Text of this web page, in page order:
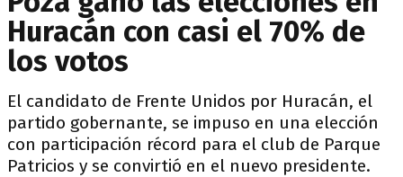
Huracán con casi el 70% de
los votos
El candidato de Frente Unidos por Huracán, el
partido gobernante, se impuso en una elección
con participación récord para el club de Parque
Patricios y se convirtió en el nuevo presidente.